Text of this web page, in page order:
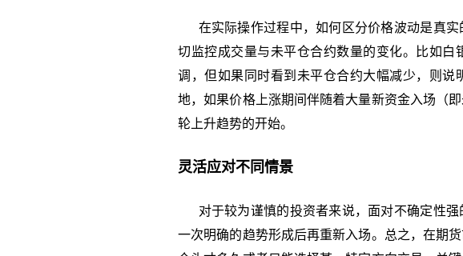
在实际操作过程中，如何区分价格波动是真实
切监控成交量与未平仓合约数量的变化。比如白
调，但如果同时看到未平仓合约大幅减少，则说
地，如果价格上涨期间伴随着大量新资金入场（
轮上升趋势的开始。
灵活应对不同情景
对于较为谨慎的投资者来说，面对不确定性强
一次明确的趋势形成后再重新入场。总之，在期